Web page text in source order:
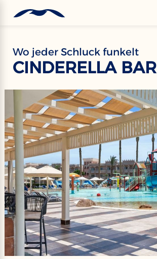
Wo jeder Schluck funkelt
CINDERELLA BAR